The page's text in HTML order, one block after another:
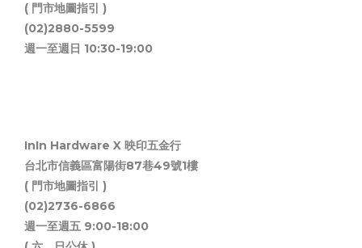
( 門市地圖指引 )
(02)2880-5599
週一至週日 10:30-19:00
InIn Hardware X 映印五金行
台北市信義區富陽街87巷49號1樓
( 門市地圖指引 )
(02)2736-6866
週一至週五 9:00-18:00